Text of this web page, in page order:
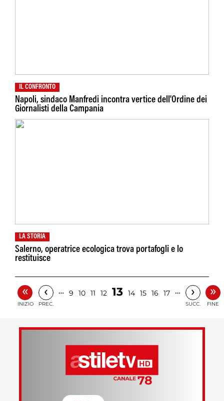
IL CONFRONTO
Napoli, sindaco Manfredi incontra vertice dell'Ordine dei
Giornalisti della Campania
LA STORIA
Salerno, operatrice ecologica trova portafogli e lo
restituisce
«
INIZIO
‹
PREC.
… 9 10 11 12 13 14 15 16 17 … ›
SUCC.
»
FINE